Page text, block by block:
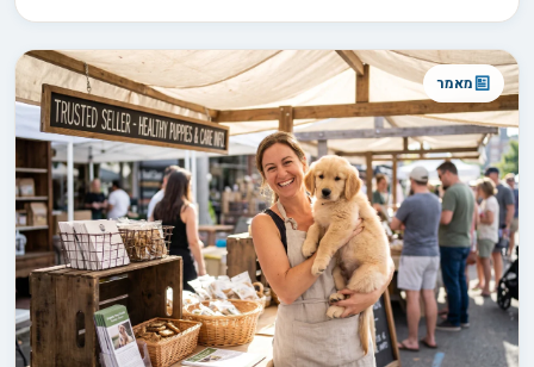
להבין למה הוא מתנהג כפי שהוא מתנהג.
מאמר